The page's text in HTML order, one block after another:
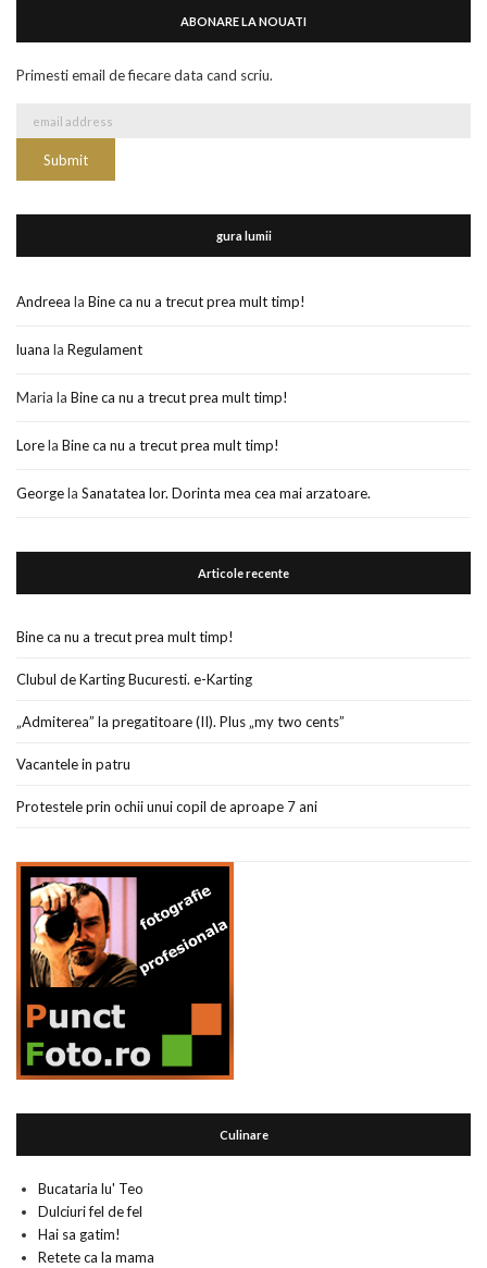
ABONARE LA NOUATI
Primesti email de fiecare data cand scriu.
gura lumii
Andreea la Bine ca nu a trecut prea mult timp!
luana la Regulament
Maria la Bine ca nu a trecut prea mult timp!
Lorela Bine ca nu a trecut prea mult timp!
Georgela Sanatatea lor. Dorinta mea cea mai arzatoare.
Articole recente
Bine ca nu a trecut prea mult timp!
Clubul de Karting Bucuresti. e-Karting
„Admiterea” la pregatitoare (II). Plus „my two cents”
Vacantele in patru
Protestele prin ochii unui copil de aproape 7 ani
Culinare
Bucataria lu' Teo
Dulciuri fel de fel
Hai sa gatim!
Retete ca la mama